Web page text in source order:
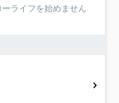
ライフを始めません